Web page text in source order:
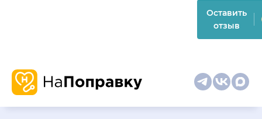
Оставить
отзыв